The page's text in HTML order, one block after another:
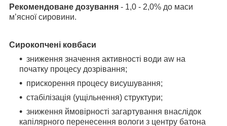
Рекомендоване дозування - 1,0 - 2,0% до маси
м’ясної сировини.
Сирокопчені ковбаси
зниження значення активності води аw на
початку процесу дозрівання;
прискорення процесу висушування;
стабілізація (ущільнення) структури;
зниження ймовірності загартування внаслідок
капілярного перенесення вологи з центру батона